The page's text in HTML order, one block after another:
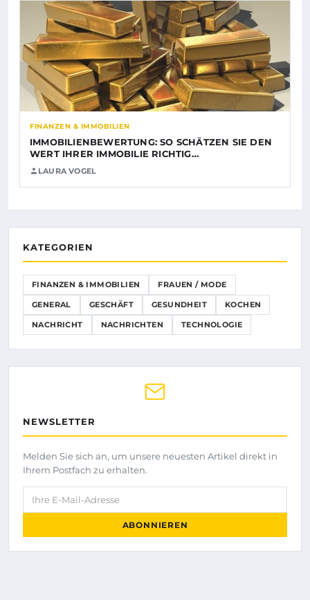
FINANZEN & IMMOBILIEN
IMMOBILIENBEWERTUNG: SO SCHÄTZEN SIE DEN
WERT IHRER IMMOBILIE RICHTIG…
LAURA VOGEL
KATEGORIEN
FINANZEN & IMMOBILIEN FRAUEN / MODE
GENERAL GESCHÄFT GESUNDHEIT KOCHEN
NACHRICHT NACHRICHTEN TECHNOLOGIE
NEWSLETTER
Melden Sie sich an, um unsere neuesten Artikel direkt in
Ihrem Postfach zu erhalten.
Ihre E-Mail-Adresse
ABONNIEREN